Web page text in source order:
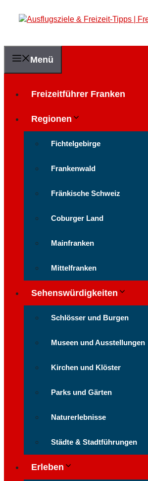
Inhalt
Menü
Freizeitführer Franken
Regionen
Fichtelgebirge
Frankenwald
Fränkische Schweiz
Coburger Land
Mainfranken
Mittelfranken
Sehenswürdigkeiten
Schlösser und Burgen
Museen und Ausstellungen
Kirchen und Klöster
Parks und Gärten
Naturerlebnisse
Städte & Stadtführungen
Erleben